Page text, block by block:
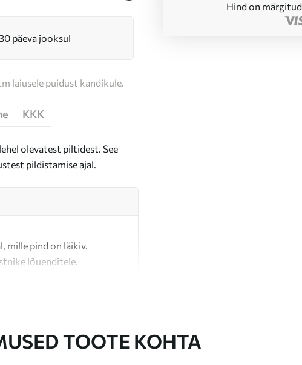
Hind on märgitud
päeva jooksul
laiusele puidust kandikule.
KKK
olevatest piltidest. See
pildistamise ajal.
mille pind on läikiv.
lõuenditele.
TOOTE KOHTA